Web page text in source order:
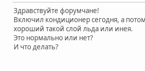
Здравствуйте форумчане!
Включил кондиционер сегодня, а
хороший такой слой льда или инея.
Это нормально или нет?
И что делать?